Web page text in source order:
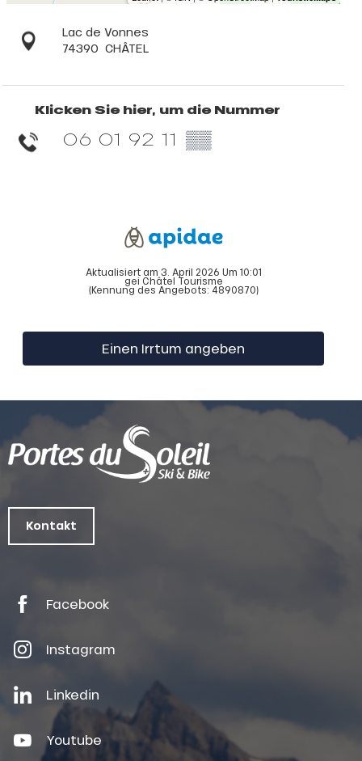
Lac de Vonnes
74390 CHÂTEL
Klicken Sie hier, um die Nummer
06 01 92 11 ▒▒
Aktualisiert am 3. April 2026 Um 10:01
gei Châtel Tourisme
(Kennung des Angebots: 4890870)
Einen Irrtum angeben
Kontakt
Facebook
Instagram
Linkedin
Youtube